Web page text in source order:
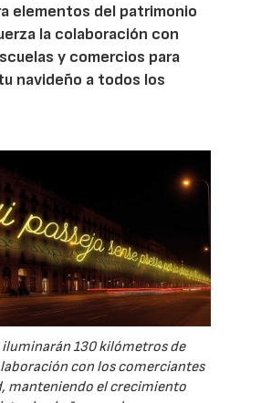
elementos del patrimonio
la colaboración con
y comercios para
navideño a todos los
iluminarán 130 kilómetros de
con los comerciantes
manteniendo el crecimiento